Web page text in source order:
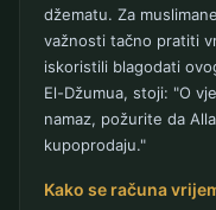
džematu. Za
važnosti tačno pratiti
iskoristili blagodati
El-Džumua, stoji: "O
namaz, požurite da
kupoprodaju."
Kako se računa